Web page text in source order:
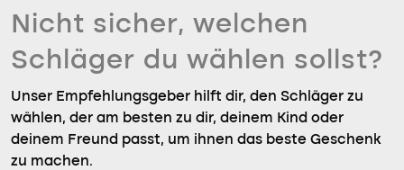
Nicht sicher, welchen
Schläger du wählen sollst?
Unser Empfehlungsgeber hilft dir, den Schläger zu
wählen, der am besten zu dir, deinem Kind oder
deinem Freund passt, um ihnen das beste Geschenk
zu machen.